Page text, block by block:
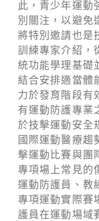
此，青少年運動
別關注，以避免
將特別邀請也是
訓練專家介紹，
統功能學理基礎
結合安排適當體
力於發育階段有
有運動防護專業
於技擊運動安全
國際運動醫療趨
擊運動比賽與團
專項場上常見的
運動防護員、教
專項運動實際賽
護員在運動場域